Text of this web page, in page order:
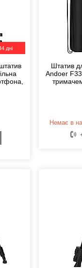
дні
Штатив
Andoer
Немає в